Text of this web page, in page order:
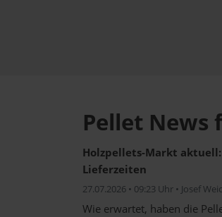
Pellet
Holzpellets-Markt
Lieferzeiten
27.07.2026 • 09:23 Uhr • Josef
Wie erwartet, haben die